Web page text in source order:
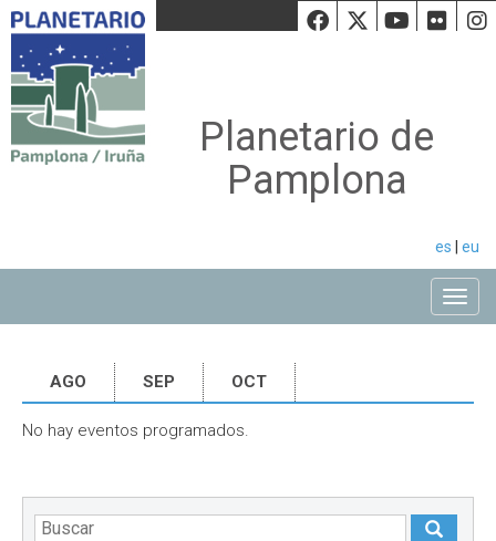
Facebook
Twiiter
Planetario de
Pamplona
es eu
AGO SEP OCT
No hay eventos programados.